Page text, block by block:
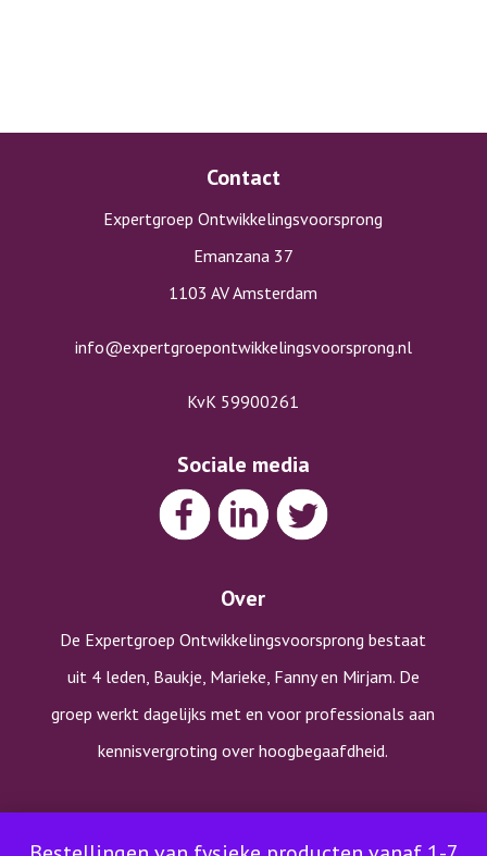
Contact
Expertgroep Ontwikkelingsvoorsprong
Emanzana 37
1103 AV Amsterdam
info@expertgroepontwikkelingsvoorsprong.nl
KvK 59900261
Sociale media
Over
De Expertgroep Ontwikkelingsvoorsprong bestaat
uit 4 leden, Baukje, Marieke, Fanny en Mirjam. De
groep werkt dagelijks met en voor professionals aan
kennisvergroting over hoogbegaafdheid.